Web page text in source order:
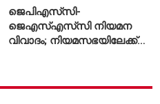
ജെപിഎസ്‌സി-
ജെഎസ്എസ്‌സി നിയമന
വിവാദം; നിയമസഭയിലേക്ക്